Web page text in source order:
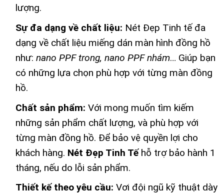
lượng.
Sự đa dạng về chất liệu: Nét Đẹp Tinh tế đa
dạng về chất liệu miếng dán màn hình đồng hồ
như: nano PPF trong, nano PPF nhám… Giúp bạn
có những lựa chọn phù hợp với từng màn đồng
hồ.
Chất sản phẩm: Với mong muốn tìm kiếm
những sản phẩm chất lượng, và phù hợp với
từng màn đồng hồ. Để bảo vệ quyền lợi cho
khách hàng. Nét Đẹp Tinh Tếhỗ trợ bảo hành 1
tháng, nếu do lỗi sản phẩm.
Thiết kế theo yêu cầu: Vơi đội ngũ kỹ thuật dày